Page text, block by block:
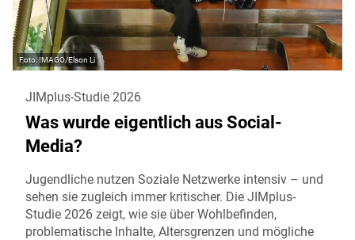
IMAGO/Elson Li
JIMplus-Studie 2026
Was wurde eigentlich aus Social-
Media?
Jugendliche nutzen Soziale Netzwerke intensiv – und
sehen sie zugleich immer kritischer. Die JIMplus-
Studie 2026 zeigt, wie sie über Wohlbefinden,
problematische Inhalte, Altersgrenzen und mögliche